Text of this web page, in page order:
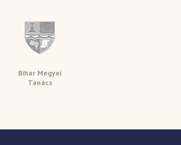
Bihar Megyei
Tanács